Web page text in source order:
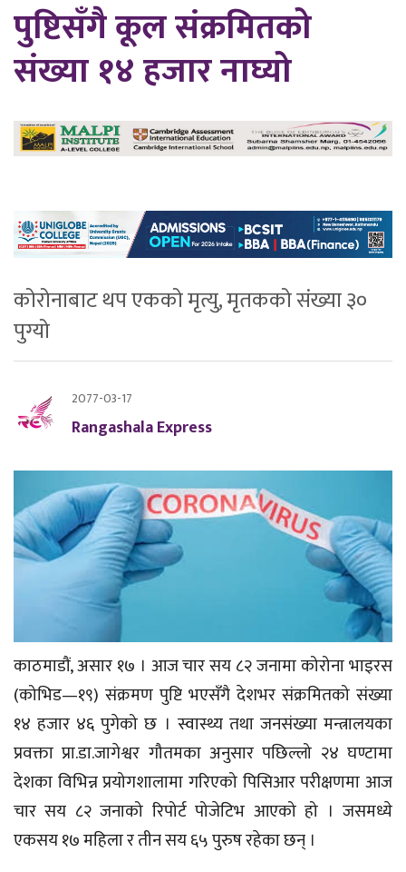
पुष्टिसँगै कूल संक्रमितको
संख्या १४ हजार नाघ्यो
कोरोनाबाट थप एकको मृत्यु, मृतकको संख्या ३०
पुग्यो
2077-03-17
Rangashala Express
काठमाडौं, असार १७ । आज चार सय ८२ जनामा कोरोना भाइरस
(कोभिड—१९) संक्रमण पुष्टि भएसँगै देशभर संक्रमितको संख्या
१४ हजार ४६ पुगेको छ । स्वास्थ्य तथा जनसंख्या मन्त्रालयका
प्रवक्ता प्रा.डा.जागेश्वर गौतमका अनुसार पछिल्लो २४ घण्टामा
देशका विभिन्न प्रयोगशालामा गरिएको पिसिआर परीक्षणमा आज
चार सय ८२ जनाको रिपोर्ट पोजेटिभ आएको हो । जसमध्ये
एकसय १७ महिला र तीन सय ६५ पुरुष रहेका छन् ।